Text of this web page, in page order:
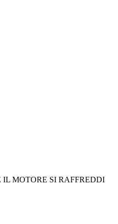
IL MOTORE SI RAFFREDDI